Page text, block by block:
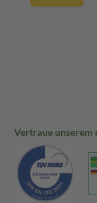
Vertraue unserem